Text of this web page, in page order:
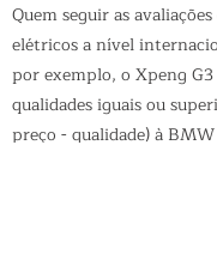
Quem seguir as
elétricos a nível
por exemplo, o Xpeng
qualidades iguais ou
preço - qualidade) à